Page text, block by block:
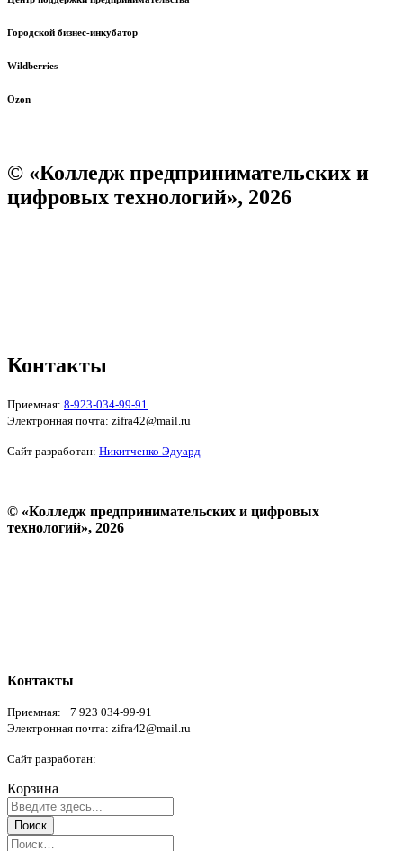
Городской бизнес-инкубатор
Wildberries
Ozon
© «Колледж предпринимательских и
цифровых технологий», 2026
Контакты
Приемная: 8-923-034-99-91
Электронная почта: zifra42@mail.ru
Сайт разработан: Никитченко Эдуард
© «Колледж предпринимательских и цифровых
технологий», 2026
Контакты
Приемная: +7 923 034-99-91
Электронная почта: zifra42@mail.ru
Сайт разработан:
Корзина